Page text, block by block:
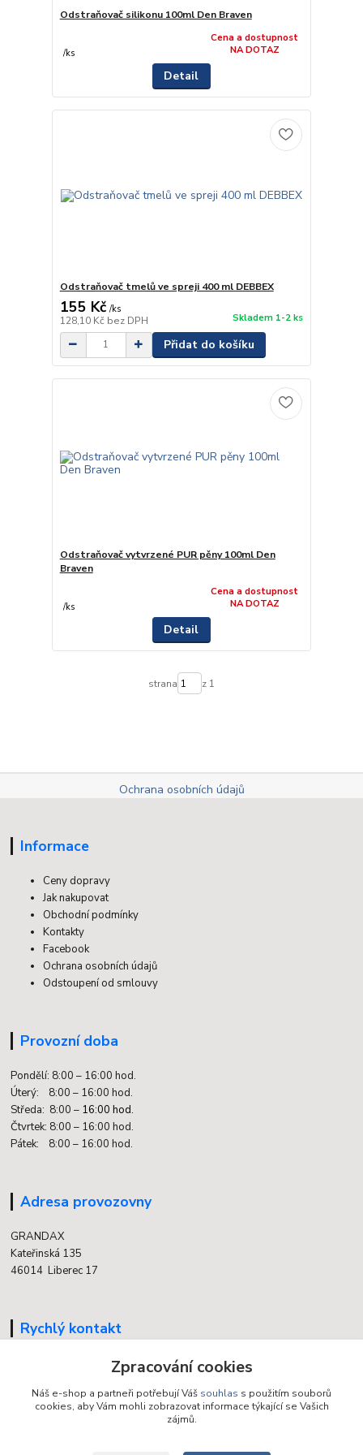
Odstraňovač silikonu 100ml Den Braven
/ks
Cena a dostupnost
NA DOTAZ
Detail
Odstraňovač tmelů ve spreji 400 ml DEBBEX
155 Kč /ks
128,10 Kč bez DPH Skladem 1-2 ks
Přidat do košíku
Odstraňovač vytvrzené PUR pěny 100ml Den
Braven
/ks
Cena a dostupnost
NA DOTAZ
Detail
strana z 1
Ochrana osobních údajů
Informace
Ceny dopravy
Jak nakupovat
Obchodní podmínky
Kontakty
Facebook
Ochrana osobních údajů
Odstoupení od smlouvy
Provozní doba
Pondělí: 8:00 – 16:00 hod.
Úterý: 8:00 – 16:00 hod.
Středa: 8:00 – 16:00 hod.
Čtvrtek: 8:00 – 16:00 hod.
Pátek: 8:00 – 16:00 hod.
Adresa provozovny
GRANDAX
Kateřinská 135
46014 Liberec 17
Rychlý kontakt
info@grandax.cz
Zpracování cookies
Náš e-shop a partneři potřebují Váš souhlas s použitím souborů
cookies, aby Vám mohli zobrazovat informace týkající se Vašich
zájmů.